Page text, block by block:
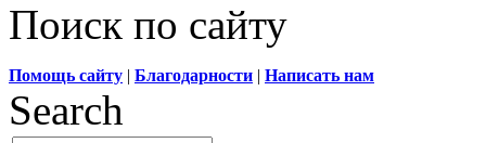
Поиск по сайту
Помощь сайту | Благодарности | Написать нам
Search